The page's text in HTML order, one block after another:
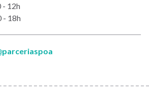
- 12h
- 18h